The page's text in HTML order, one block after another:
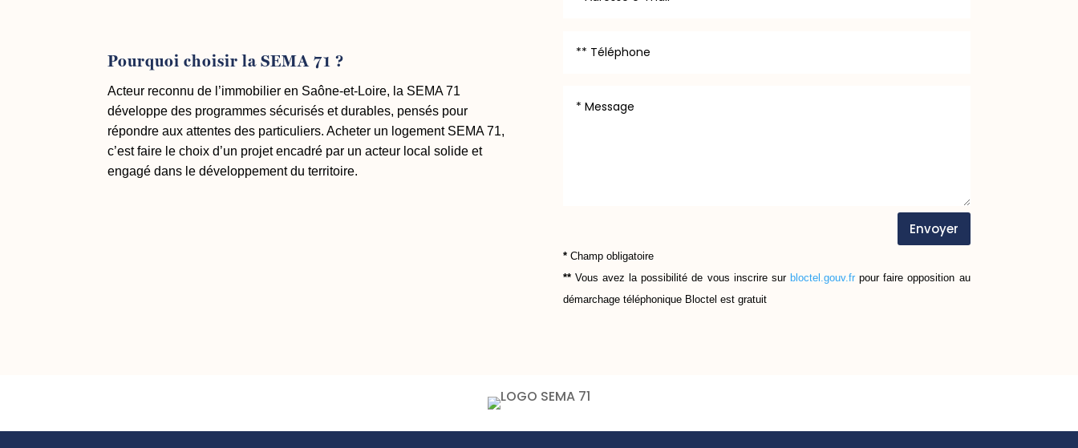
Pourquoi choisir la SEMA 71 ?
Acteur reconnu de l’immobilier en Saône-et-Loire, la SEMA 71
développe des programmes sécurisés et durables, pensés pour
répondre aux attentes des particuliers. Acheter un logement SEMA 71,
c’est faire le choix d’un projet encadré par un acteur local solide et
engagé dans le développement du territoire.
Envoyer
* Champ obligatoire
**Vous avez la possibilité de vous inscrire sur bloctel.gouv.frpour faire opposition au
démarchage téléphonique Bloctel est gratuit